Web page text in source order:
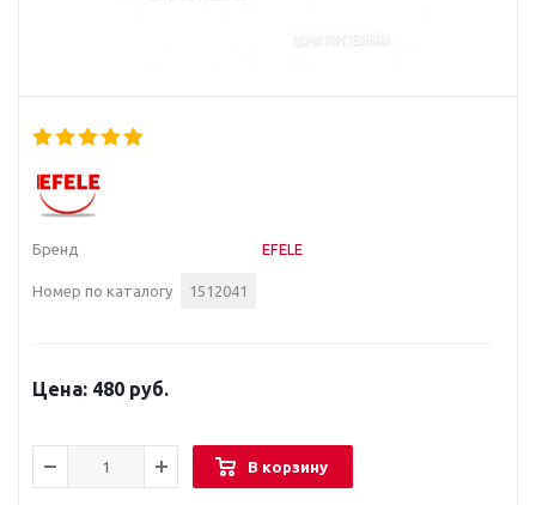
Бренд EFELE
Номер по каталогу 1512041
480 руб.
В корзину